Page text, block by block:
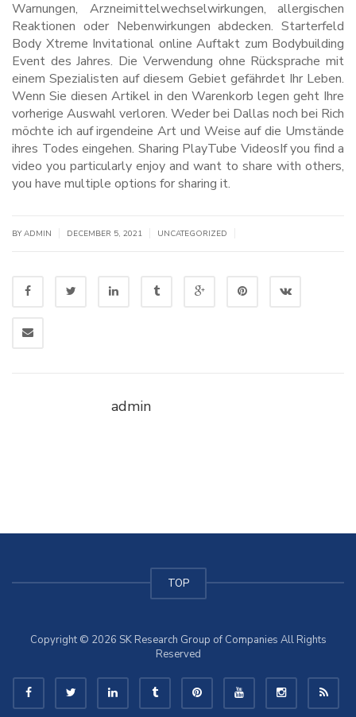
Warnungen, Arzneimittelwechselwirkungen, allergischen
Reaktionen oder Nebenwirkungen abdecken. Starterfeld
Body Xtreme Invitational online Auftakt zum Bodybuilding
Event des Jahres. Die Verwendung ohne Rücksprache mit
einem Spezialisten auf diesem Gebiet gefährdet Ihr Leben.
Wenn Sie diesen Artikel in den Warenkorb legen geht Ihre
vorherige Auswahl verloren. Weder bei Dallas noch bei Rich
möchte ich auf irgendeine Art und Weise auf die Umstände
ihres Todes eingehen. Sharing PlayTube VideosIf you find a
video you particularly enjoy and want to share with others,
you have multiple options for sharing it.
BYADMIN DECEMBER 5, 2021 UNCATEGORIZED
admin
TOP
Copyright © 2026 SK Research Group of Companies All Rights
Reserved